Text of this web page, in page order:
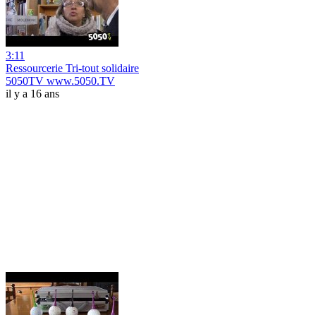
3:11
Ressourcerie Tri-tout solidaire
5050TV www.5050.TV
il y a 16 ans